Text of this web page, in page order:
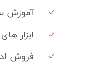
آموزش
ابزار
فروش